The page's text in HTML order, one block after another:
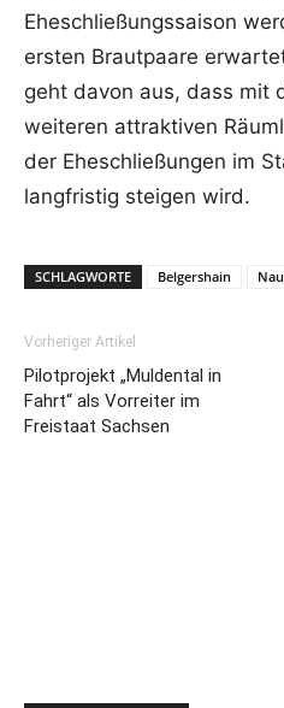
Eheschließungssaison
ersten Brautpaare
geht davon aus, dass mit
weiteren attraktiven
der Eheschließungen im
langfristig steigen wird.
SCHLAGWORTE Belgershain
Vorheriger Artikel
Pilotprojekt „Muldental in
Fahrt“ als Vorreiter im
Freistaat Sachsen